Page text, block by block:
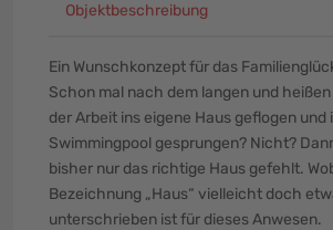
Objektbeschreibung
Ein Wunschkonzept für das
Schon mal nach dem langen und
der Arbeit ins eigene Haus geflogen und
Swimmingpool gesprungen? Nicht?
bisher nur das richtige Haus gefehlt.
Bezeichnung „Haus“ vielleicht doch
unterschrieben ist für dieses Anwesen.